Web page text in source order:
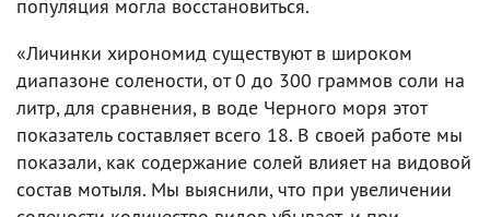
популяция могла восстановиться.
«Личинки хирономид существуют в широком
диапазоне солености, от 0 до 300 граммов соли на
литр, для сравнения, в воде Черного моря этот
показатель составляет всего 18. В своей работе мы
показали, как содержание солей влияет на видовой
состав мотыля. Мы выяснили, что при увеличении